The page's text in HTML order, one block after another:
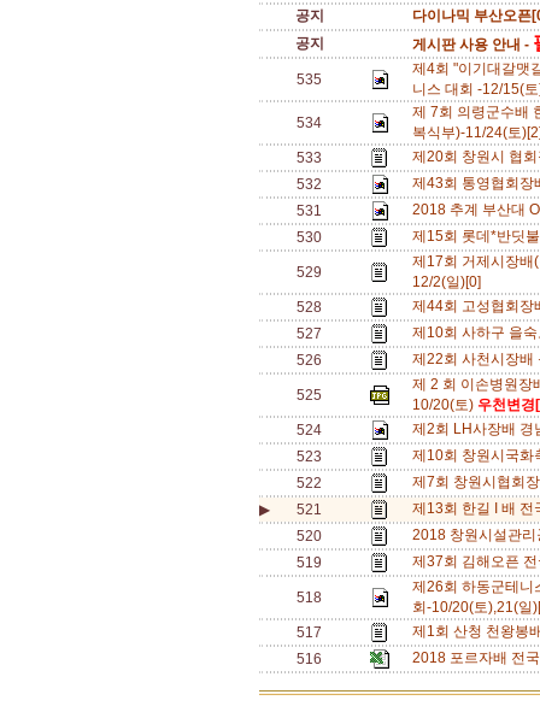
공지
다이나믹 부산오픈
공지
게시판 사용 안내 -
535
제4회 "이기대갈맷
니스 대회 -12/15(
534
제 7회 의령군수배
복식부)-11/24(토
533
제20회 창원시 협
532
제43회 통영협회
531
2018 추계 부산대
530
제15회 롯데*반딧
529
제17회 거제시장배
12/2(일)[0]
528
제44회 고성협회
527
제10회 사하구 을
526
제22회 사천시장
525
제 2 회 이손병원장
10/20(토) 우천변
524
제2회 LH사장배
523
제10회 창원시국
522
제7회 창원시협회
▶
521
제13회 한길 I 배 전
520
2018 창원시설관
519
제37회 김해오픈
518
제26회 하동군테니
회-10/20(토),21(
517
제1회 산청 천왕봉
516
2018 포르자배 전